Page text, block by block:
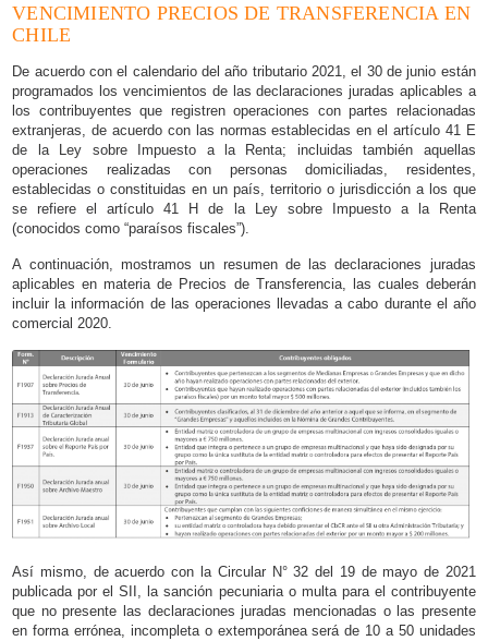
VENCIMIENTO PRECIOS DE TRANSFERENCIA EN
CHILE
De acuerdo con el calendario del año tributario 2021, el 30 de junio están
programados los vencimientos de las declaraciones juradas aplicables a
los contribuyentes que registren operaciones con partes relacionadas
extranjeras, de acuerdo con las normas establecidas en el artículo 41 E
de la Ley sobre Impuesto a la Renta; incluidas también aquellas
operaciones realizadas con personas domiciliadas, residentes,
establecidas o constituidas en un país, territorio o jurisdicción a los que
se refiere el artículo 41 H de la Ley sobre Impuesto a la Renta
(conocidos como “paraísos fiscales”).
A continuación, mostramos un resumen de las declaraciones juradas
aplicables en materia de Precios de Transferencia, las cuales deberán
incluir la información de las operaciones llevadas a cabo durante el año
comercial 2020.
Así mismo, de acuerdo con la Circular N° 32 del 19 de mayo de 2021
publicada por el SII, la sanción pecuniaria o multa para el contribuyente
que no presente las declaraciones juradas mencionadas o las presente
en forma errónea, incompleta o extemporánea será de 10 a 50 unidades